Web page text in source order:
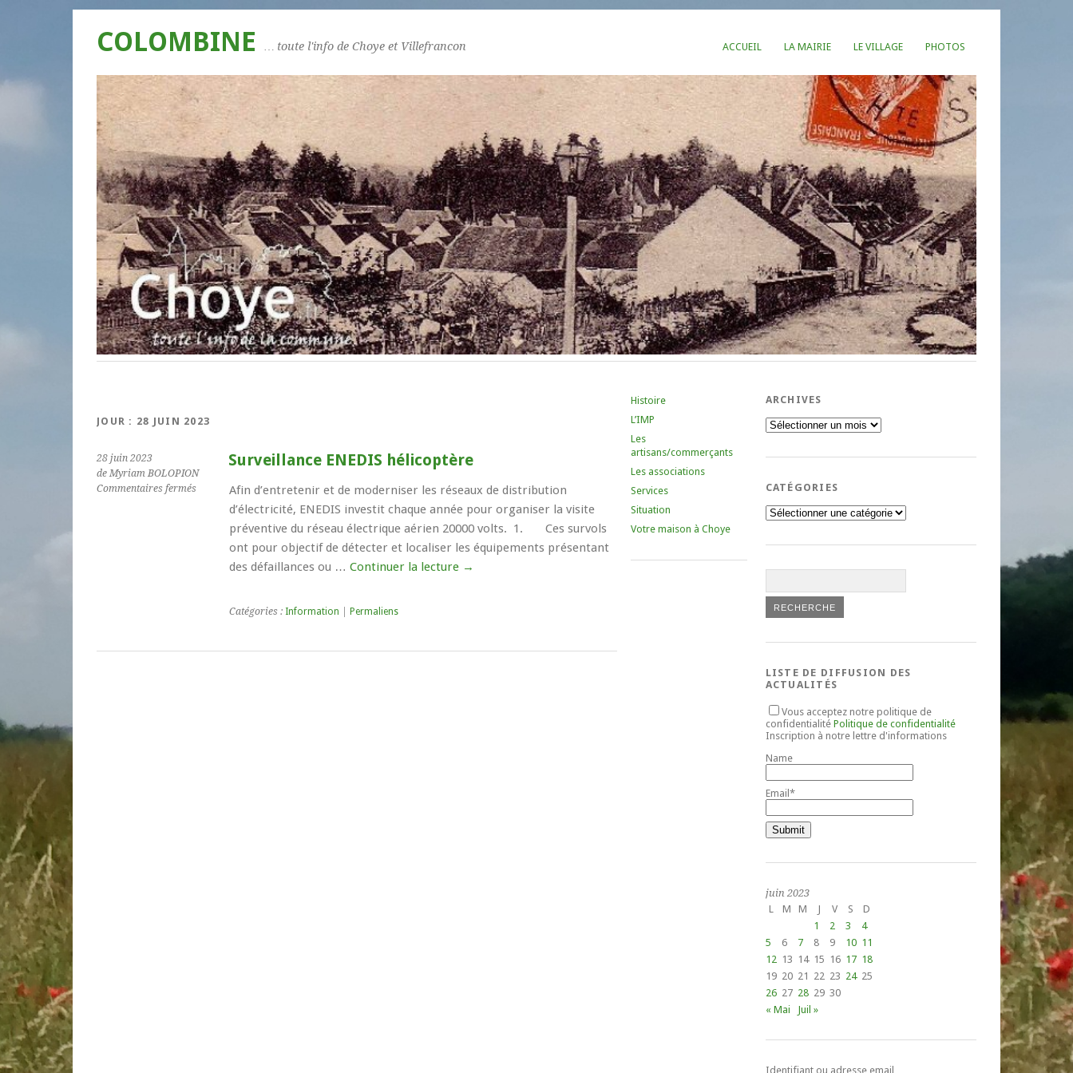
ACCUEIL LA MAIRIE LE VILLAGE PHOTOS
COLOMBINE … toute l'info de Choye et Villefrancon
JOUR : 28 JUIN 2023
28 juin 2023
de Myriam BOLOPION
Commentaires ferméssur
Surveillance
hélicoptère
Surveillance ENEDIS hélicoptère
Afin d’entretenir et de moderniser les réseaux de distribution
d’électricité, ENEDIS investit chaque année pour organiser la visite
préventive du réseau électrique aérien 20000 volts. 1. Ces survols
ont pour objectif de détecter et localiser les équipements présentant
des défaillances ou …Continuer la lecture →
Catégories : Information Permaliens
Histoire
L’IMP
Les
artisans/commerçants
Les associations
Services
Situation
Votre maison à Choye
ARCHIVES
Archives
CATÉGORIES
Catégories
LISTE DE DIFFUSION DES
ACTUALITÉS
Vous acceptez notre politique de
confidentialité Politique de confidentialité
Inscription à notre lettre d'informations
Name
Email*
juin 2023
L
M M J V S
D
1
2 3
4
5
6 7 8 9 10 11
12 13 14 15 16 17 18
19 20 21 22 23 24 25
26 27 28 29 30
« Mai
Juil »
Identifiant ou adresse email